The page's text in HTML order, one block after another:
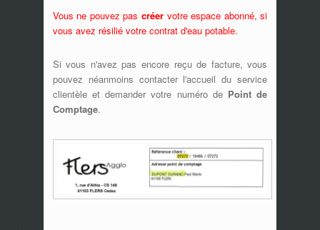
Vous ne pouvez pas créer votre espace abonné, si
vous avez résilié votre contrat d'eau potable.
Si vous n'avez pas encore reçu de facture, vous
pouvez néanmoins contacter l'accueil du service
clientèle et demander votre numéro dePoint de
Comptage.